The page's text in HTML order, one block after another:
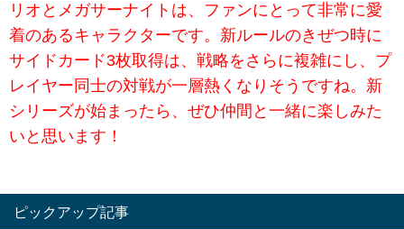
リオとメガサーナイトは、ファンにとって非常に愛
着のあるキャラクターです。新ルールのきぜつ時に
サイドカード3枚取得は、戦略をさらに複雑にし、プ
レイヤー同士の対戦が一層熱くなりそうですね。新
シリーズが始まったら、ぜひ仲間と一緒に楽しみた
いと思います！
ピックアップ記事